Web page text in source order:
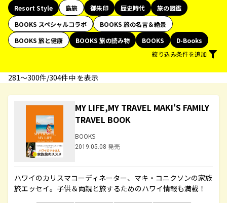
Resort Style
島旅 御朱印 歴史時代
旅の図鑑
BOOKS スペシャルコラボ
BOOKS 旅の名言＆絶景
BOOKS 旅と健康
BOOKS 旅の読み物 BOOKS
D-Books
絞り込み条件を追加
281〜300件/304件中 を表示
MY LIFE,MY TRAVEL MAKI'S FAMILY
TRAVEL BOOK
BOOKS
2019.05.08 発売
ハワイのカリスマコーディネーター、マキ・コニクソンの家族
旅エッセイ。子供＆両親と旅するためのハワイ情報も満載！